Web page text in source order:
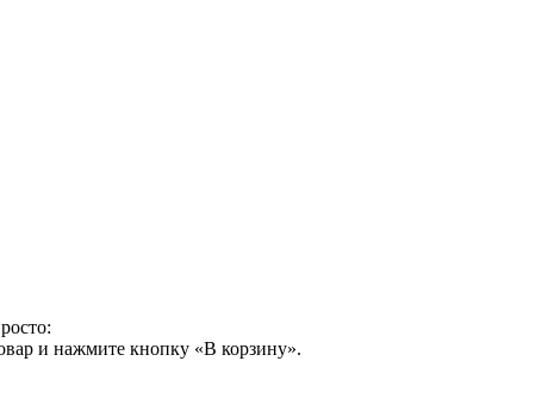
и нажмите кнопку «В корзину».